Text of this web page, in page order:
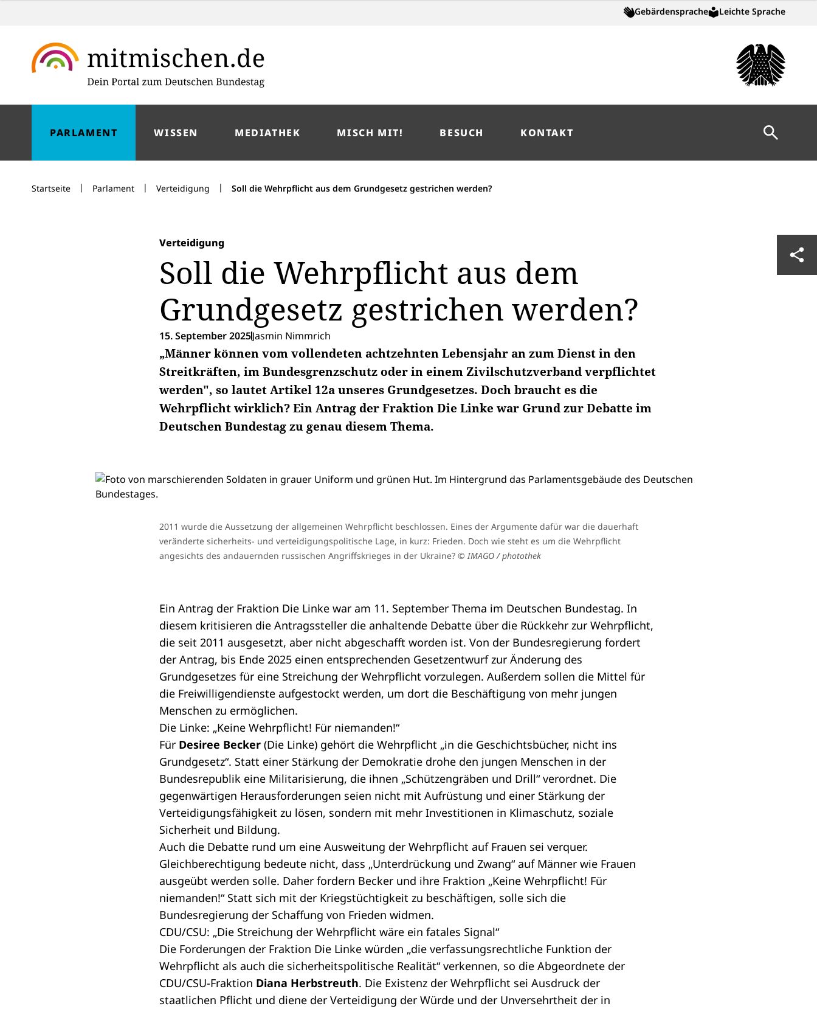
Gebärdensprache Leichte Sprache
PARLAMENT WISSEN MEDIATHEK MISCH MIT! BESUCH KONTAKT Suche
Startseite | Parlament | Verteidigung | Soll die Wehrpflicht aus dem Grundgesetz gestrichen werden?
Verteidigung
Soll die Wehrpflicht aus dem
Grundgesetz gestrichen werden?
15. September 2025Jasmin Nimmrich
„Männer können vom vollendeten achtzehnten Lebensjahr an zum Dienst in den
Streitkräften, im Bundesgrenzschutz oder in einem Zivilschutzverband verpflichtet
werden", so lautet Artikel 12a unseres Grundgesetzes. Doch braucht es die
Wehrpflicht wirklich? Ein Antrag der Fraktion Die Linke war Grund zur Debatte im
Deutschen Bundestag zu genau diesem Thema.
2011 wurde die Aussetzung der allgemeinen Wehrpflicht beschlossen. Eines der Argumente dafür war die dauerhaft
veränderte sicherheits- und verteidigungspolitische Lage, in kurz: Frieden. Doch wie steht es um die Wehrpflicht
angesichts des andauernden russischen Angriffskrieges in der Ukraine? © IMAGO / photothek
Ein Antrag der Fraktion Die Linke war am 11. September Thema im Deutschen Bundestag. In
diesem kritisieren die Antragssteller die anhaltende Debatte über die Rückkehr zur Wehrpflicht,
die seit 2011 ausgesetzt, aber nicht abgeschafft worden ist. Von der Bundesregierung fordert
der Antrag, bis Ende 2025 einen entsprechenden Gesetzentwurf zur Änderung des
Grundgesetzes für eine Streichung der Wehrpflicht vorzulegen. Außerdem sollen die Mittel für
die Freiwilligendienste aufgestockt werden, um dort die Beschäftigung von mehr jungen
Menschen zu ermöglichen.
Die Linke: „Keine Wehrpflicht! Für niemanden!“
Für Desiree Becker (Die Linke) gehört die Wehrpflicht „in die Geschichtsbücher, nicht ins
Grundgesetz“. Statt einer Stärkung der Demokratie drohe den jungen Menschen in der
Bundesrepublik eine Militarisierung, die ihnen „Schützengräben und Drill“ verordnet. Die
gegenwärtigen Herausforderungen seien nicht mit Aufrüstung und einer Stärkung der
Verteidigungsfähigkeit zu lösen, sondern mit mehr Investitionen in Klimaschutz, soziale
Sicherheit und Bildung.
Auch die Debatte rund um eine Ausweitung der Wehrpflicht auf Frauen sei verquer.
Gleichberechtigung bedeute nicht, dass „Unterdrückung und Zwang“ auf Männer wie Frauen
ausgeübt werden solle. Daher fordern Becker und ihre Fraktion „Keine Wehrpflicht! Für
niemanden!“ Statt sich mit der Kriegstüchtigkeit zu beschäftigen, solle sich die
Bundesregierung der Schaffung von Frieden widmen.
CDU/CSU: „Die Streichung der Wehrpflicht wäre ein fatales Signal“
Die Forderungen der Fraktion Die Linke würden „die verfassungsrechtliche Funktion der
Wehrpflicht als auch die sicherheitspolitische Realität“ verkennen, so die Abgeordnete der
CDU/CSU-Fraktion Diana Herbstreuth. Die Existenz der Wehrpflicht sei Ausdruck der
staatlichen Pflicht und diene der Verteidigung der Würde und der Unversehrtheit der in